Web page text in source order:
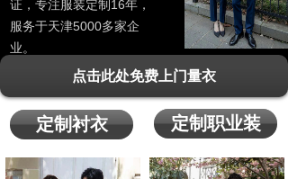
证，专注服装定制16年，
服务于天津5000多家企
业。
点击此处免费上门量衣
定制职业装
定制衬衣